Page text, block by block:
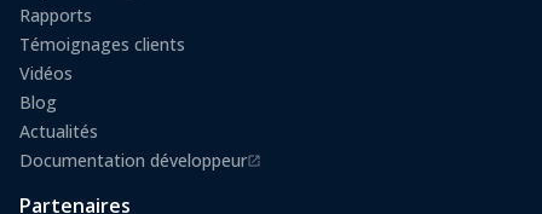
Rapports
Témoignages clients
Vidéos
Blog
Actualités
Documentation développeur
(s'ouvre dans un nouvel onglet)
Partenaires